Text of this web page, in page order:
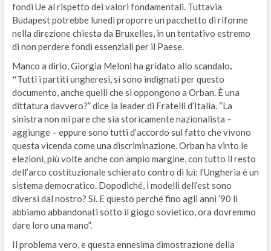
fondi Ue al rispetto dei valori fondamentali. Tuttavia
Budapest potrebbe lunedì proporre un pacchetto di riforme
nella direzione chiesta da Bruxelles, in un tentativo estremo
di non perdere fondi essenziali per il Paese.
Manco a dirlo, Giorgia Meloni ha gridato allo scandalo.
“Tutti i partiti ungheresi, si sono indignati per questo
documento, anche quelli che si oppongono a Orban. È una
dittatura davvero?” dice la leader di Fratelli d’Italia. “La
sinistra non mi pare che sia storicamente nazionalista –
aggiunge – eppure sono tutti d’accordo sul fatto che vivono
questa vicenda come una discriminazione. Orban ha vinto le
elezioni, più volte anche con ampio margine, con tutto il resto
dell’arco costituzionale schierato contro di lui: l’Ungheria è un
sistema democratico. Dopodiché, i modelli dell’est sono
diversi dal nostro? Sì. E questo perché fino agli anni ’90 li
abbiamo abbandonati sotto il giogo sovietico, ora dovremmo
dare loro una mano”.
Il problema vero, e questa ennesima dimostrazione della